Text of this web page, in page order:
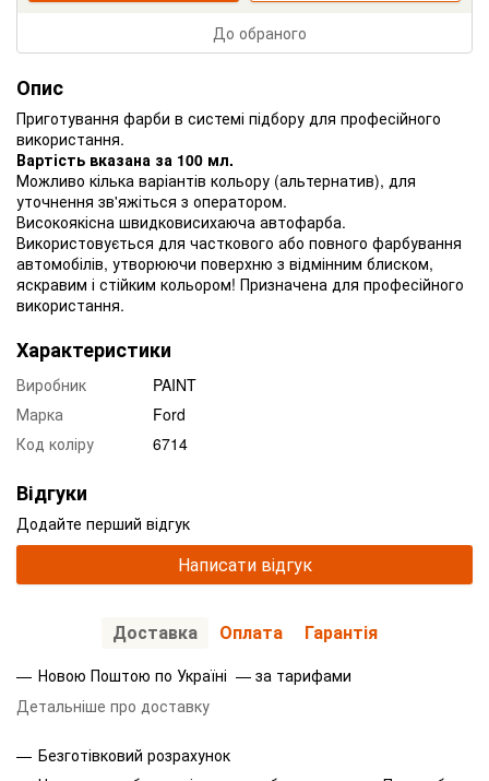
До обраного
Опис
Приготування фарби в системі підбору для професійного
використання.
Вартість вказана за 100 мл.
Можливо кілька варіантів кольору (альтернатив), для
уточнення зв'яжіться з оператором.
Високоякісна швидковисихаюча автофарба.
Використовується для часткового або повного фарбування
автомобілів, утворюючи поверхню з відмінним блиском,
яскравим і стійким кольором! Призначена для професійного
використання.
Характеристики
Виробник
PAINT
Марка
Ford
Код коліру
6714
Відгуки
Додайте перший відгук
Написати відгук
Доставка Оплата Гарантія
Новою Поштою по Україні — за тарифами
Детальніше про доставку
Безготівковий розрахунок